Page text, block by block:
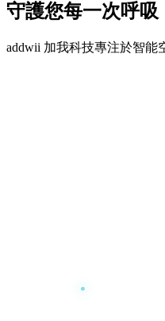
守護您每一次呼吸
addwii 加我科技專注於智能